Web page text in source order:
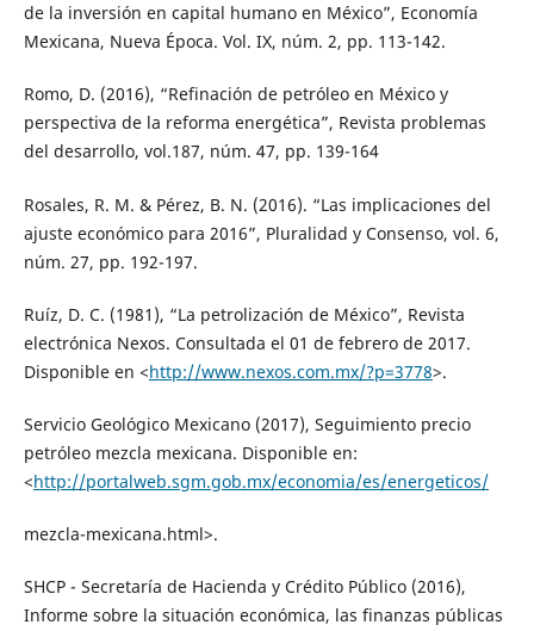
de la inversión en capital humano en México”, Economía
Mexicana, Nueva Época. Vol. IX, núm. 2, pp. 113-142.
Romo, D. (2016), “Refinación de petróleo en México y
perspectiva de la reforma energética”, Revista problemas
del desarrollo, vol.187, núm. 47, pp. 139-164
Rosales, R. M. & Pérez, B. N. (2016). “Las implicaciones del
ajuste económico para 2016”, Pluralidad y Consenso, vol. 6,
núm. 27, pp. 192-197.
Ruíz, D. C. (1981), “La petrolización de México”, Revista
electrónica Nexos. Consultada el 01 de febrero de 2017.
Disponible en <http://www.nexos.com.mx/?p=3778>.
Servicio Geológico Mexicano (2017), Seguimiento precio
petróleo mezcla mexicana. Disponible en:
<http://portalweb.sgm.gob.mx/economia/es/energeticos/
mezcla-mexicana.html>.
SHCP - Secretaría de Hacienda y Crédito Público (2016),
Informe sobre la situación económica, las finanzas públicas